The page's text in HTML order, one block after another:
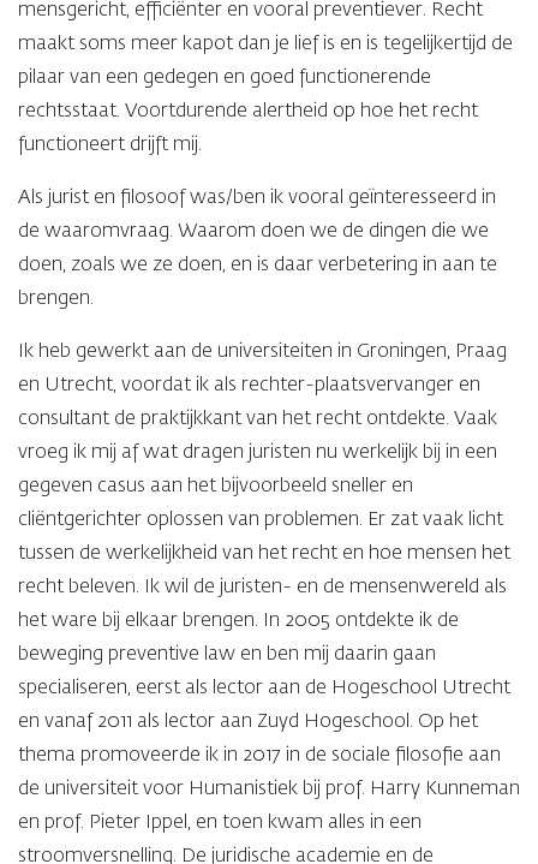
mensgericht, efficiënter en vooral preventiever. Recht
maakt soms meer kapot dan je lief is en is tegelijkertijd de
pilaar van een gedegen en goed functionerende
rechtsstaat. Voortdurende alertheid op hoe het recht
functioneert drijft mij.
Als jurist en filosoof was/ben ik vooral geïnteresseerd in
de waaromvraag. Waarom doen we de dingen die we
doen, zoals we ze doen, en is daar verbetering in aan te
brengen.
Ik heb gewerkt aan de universiteiten in Groningen, Praag
en Utrecht, voordat ik als rechter-plaatsvervanger en
consultant de praktijkkant van het recht ontdekte. Vaak
vroeg ik mij af wat dragen juristen nu werkelijk bij in een
gegeven casus aan het bijvoorbeeld sneller en
cliëntgerichter oplossen van problemen. Er zat vaak licht
tussen de werkelijkheid van het recht en hoe mensen het
recht beleven. Ik wil de juristen- en de mensenwereld als
het ware bij elkaar brengen. In 2005 ontdekte ik de
beweging preventive law en ben mij daarin gaan
specialiseren, eerst als lector aan de Hogeschool Utrecht
en vanaf 2011 als lector aan Zuyd Hogeschool. Op het
thema promoveerde ik in 2017 in de sociale filosofie aan
de universiteit voor Humanistiek bij prof. Harry Kunneman
en prof. Pieter Ippel, en toen kwam alles in een
stroomversnelling. De juridische academie en de